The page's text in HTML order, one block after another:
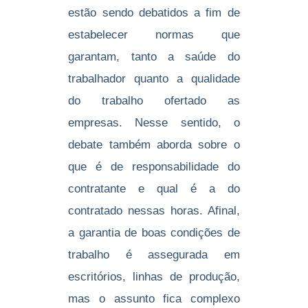
estão sendo debatidos a fim de
estabelecer normas que
garantam, tanto a saúde do
trabalhador quanto a qualidade
do trabalho ofertado as
empresas. Nesse sentido, o
debate também aborda sobre o
que é de responsabilidade do
contratante e qual é a do
contratado nessas horas. Afinal,
a garantia de boas condições de
trabalho é assegurada em
escritórios, linhas de produção,
mas o assunto fica complexo